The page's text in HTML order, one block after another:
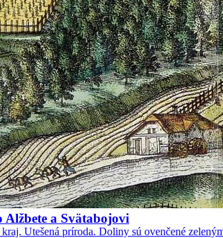
Alžbete a Svätabojovi
Utešená príroda. Doliny sú ovenčené